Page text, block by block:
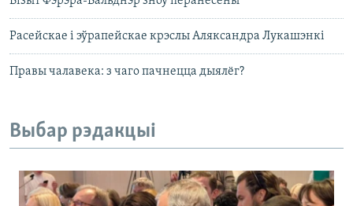
Расейскае і эўрапейскае крэслы Аляксандра Лукашэнкі
Правы чалавека: з чаго пачнецца дыялёг?
Выбар рэдакцыі